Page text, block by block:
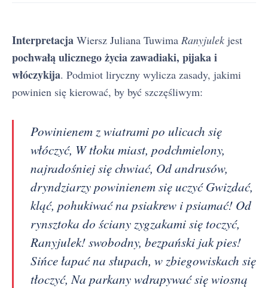
Interpretacja Wiersz Juliana Tuwima Ranyjulek jest
pochwałą ulicznego życia zawadiaki, pijaka i
włóczykija. Podmiot liryczny wylicza zasady, jakimi
powinien się kierować, by być szczęśliwym:
Powinienem z wiatrami po ulicach się
włóczyć, W tłoku miast, podchmielony,
najradośniej się chwiać, Od andrusów,
dryndziarzy powinienem się uczyć Gwizdać,
kląć, pohukiwać na psiakrew i psiamać! Od
rynsztoka do ściany zygzakami się toczyć,
Ranyjulek! swobodny, bezpański jak pies!
Sińce łapać na słupach, w zbiegowiskach się
tłoczyć, Na parkany wdrapywać się wiosną